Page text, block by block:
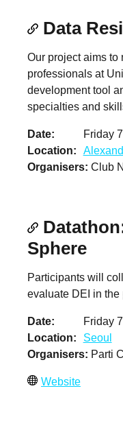
Data
Our project aims to
professionals at
development tool
specialties and
Date
Friday
Location
Organisers Club
Sphere
Participants will
evaluate DEI in the
Date
Friday
Location
Seoul
Organisers
Parti
Website